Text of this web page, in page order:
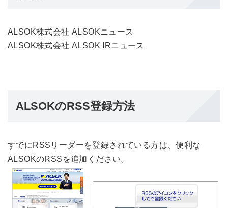
ALSOK株式会社 ALSOKニュース
ALSOK株式会社 ALSOK IRニュース
ALSOKのRSS登録方法
すでにRSSリーダーを登録されている方は、便利な
ALSOKのRSSを追加ください。